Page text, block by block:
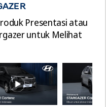
Presentasi atau
untuk Melihat